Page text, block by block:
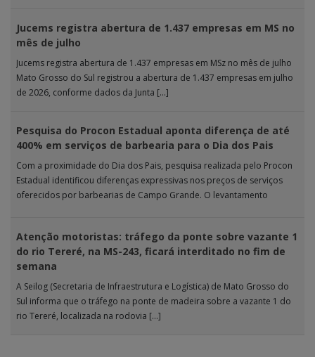
Jucems registra abertura de 1.437 empresas em MS no
mês de julho
Jucems registra abertura de 1.437 empresas em MSz no mês de julho
Mato Grosso do Sul registrou a abertura de 1.437 empresas em julho
de 2026, conforme dados da Junta […]
Pesquisa do Procon Estadual aponta diferença de até
400% em serviços de barbearia para o Dia dos Pais
Com a proximidade do Dia dos Pais, pesquisa realizada pelo Procon
Estadual identificou diferenças expressivas nos preços de serviços
oferecidos por barbearias de Campo Grande. O levantamento
Atenção motoristas: tráfego da ponte sobre vazante 1
do rio Tereré, na MS-243, ficará interditado no fim de
semana
A Seilog (Secretaria de Infraestrutura e Logística) de Mato Grosso do
Sul informa que o tráfego na ponte de madeira sobre a vazante 1 do
rio Tereré, localizada na rodovia […]